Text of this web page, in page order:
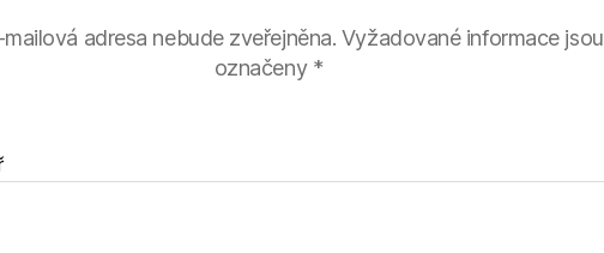
adresa nebude zveřejněna. Vyžadované informace jsou
označeny *